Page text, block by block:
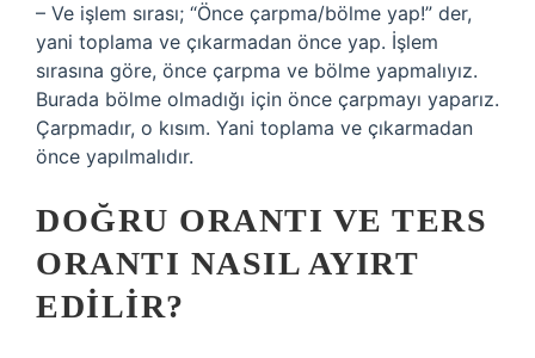
– Ve işlem sırası; “Önce çarpma/bölme yap!” der,
yani toplama ve çıkarmadan önce yap. İşlem
sırasına göre, önce çarpma ve bölme yapmalıyız.
Burada bölme olmadığı için önce çarpmayı yaparız.
Çarpmadır, o kısım. Yani toplama ve çıkarmadan
önce yapılmalıdır.
DOĞRU ORANTI VE TERS
ORANTI NASIL AYIRT
EDILIR?